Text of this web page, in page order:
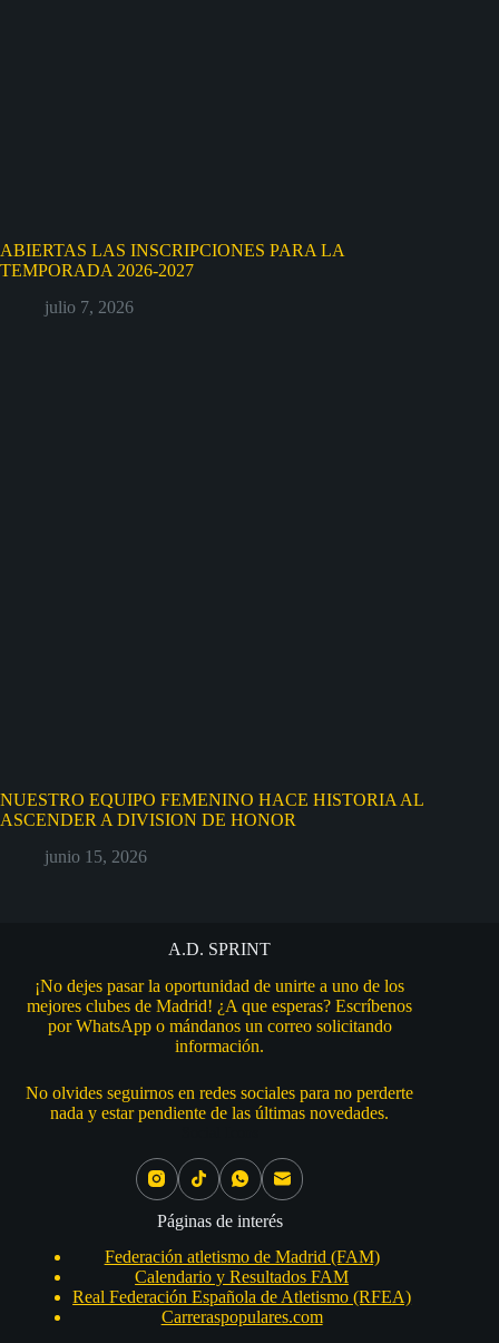
ABIERTAS LAS INSCRIPCIONES PARA LA
TEMPORADA 2026-2027
julio 7, 2026
NUESTRO EQUIPO FEMENINO HACE HISTORIA AL
ASCENDER A DIVISION DE HONOR
junio 15, 2026
A.D. SPRINT
¡No dejes pasar la oportunidad de unirte a uno de los
mejores clubes de Madrid! ¿A que esperas? Escríbenos
por WhatsApp o mándanos un correo solicitando
información.
No olvides seguirnos en redes sociales para no perderte
nada y estar pendiente de las últimas novedades.
Páginas de interés
Federación atletismo de Madrid (FAM)
Calendario y Resultados FAM
Real Federación Española de Atletismo (RFEA)
Carreraspopulares.com